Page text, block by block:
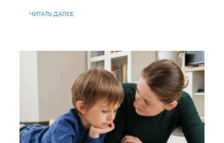
ЧИТАТЬ ДАЛЕЕ